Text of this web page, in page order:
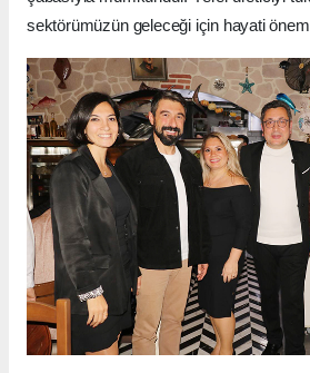
sektörümüzün geleceği için hayati önem